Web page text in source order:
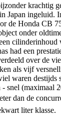
krachtig
Japan ingeluid.
de Honda CB
onder
cilinderinhoud
had een
over de
als vijf
waren destijds
snel (maximaal
dan de
liter klasse.